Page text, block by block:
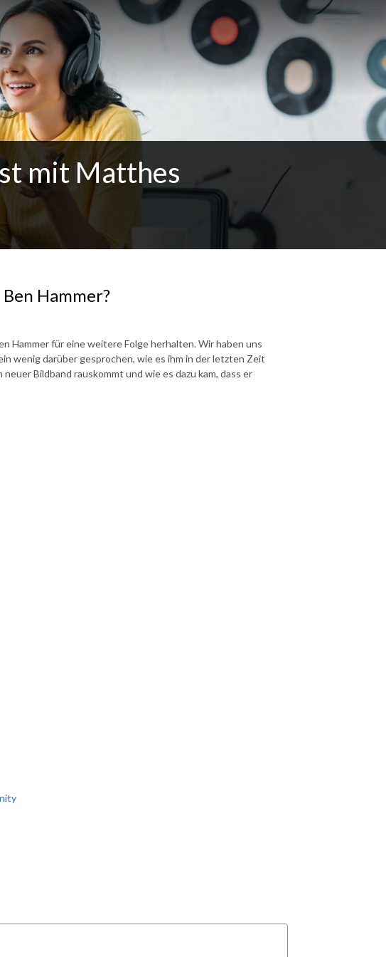
mit Matthes
Hammer?
Hammer für eine weitere Folge herhalten. Wir haben uns
wenig darüber gesprochen, wie es ihm in der letzten Zeit
Bildband rauskommt und wie es dazu kam, dass er